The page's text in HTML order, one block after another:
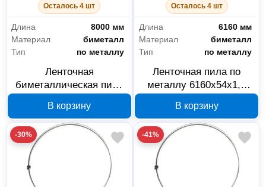
Осталось 4 шт
Длина
8000 мм
Материал
биметалл
Тип
по металлу
Ленточная
биметаллическая пила
металлу 8000х54х1.6
мм, 2/3 TPI, 3 шт.
В корзину
Осталось 4 шт
Длина
6160 мм
Материал
биметалл
Тип
по металлу
Ленточная пила по
металлу 6160x54x1,6
5702
В корзину
-30% -41%